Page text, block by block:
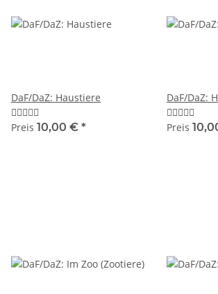
DaF/DaZ: Haustiere
Preis 10,00 € *
DaF/DaZ:
Preis